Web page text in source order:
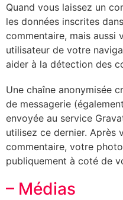
Quand vous laissez un
les données inscrites
commentaire, mais aussi
utilisateur de votre
aider à la détection des
Une chaîne anonymisée
de messagerie
envoyée au service
utilisez ce dernier. Après
commentaire, votre
publiquement à coté de
– Médias